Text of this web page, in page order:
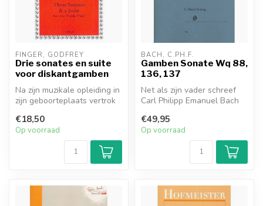
FINGER, GODFREY
Drie sonates en suite
voor diskantgamben
Na zijn muzikale opleiding in
zijn geboorteplaats vertrok
€18,50
Op voorraad
BACH, C.PH.F.
Gamben Sonate Wq 88,
136, 137
Net als zijn vader schreef
Carl Philipp Emanuel Bach
€49,95
Op voorraad